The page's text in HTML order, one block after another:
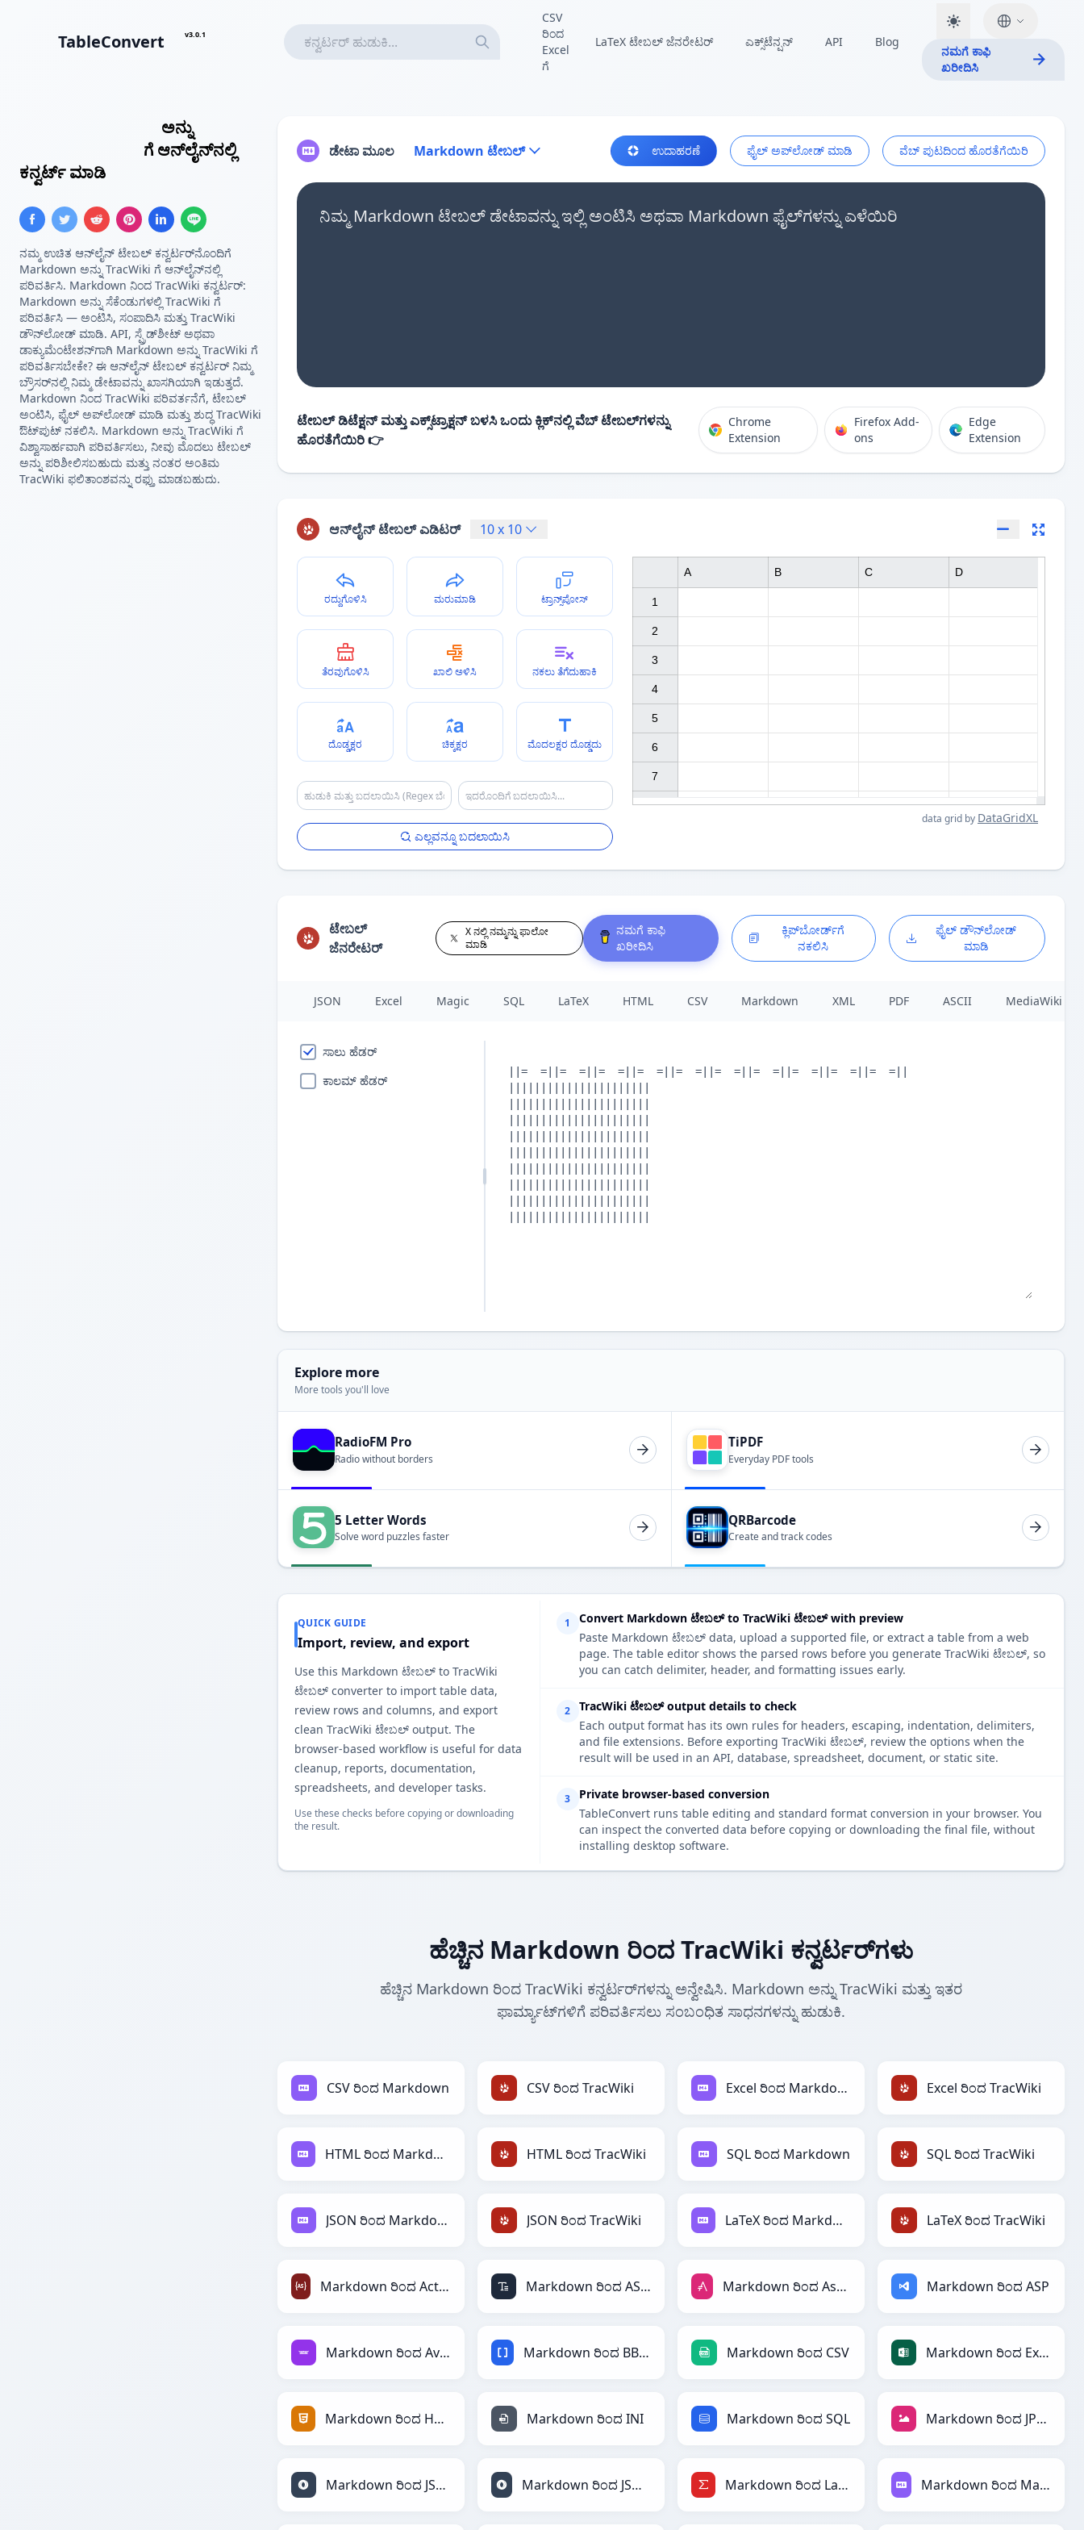
TableConvert v3.0.1
CSV
ರಿಂದ
Excel
ಗೆ
LaTeX ಟೇಬಲ್ ಜೆನರೇಟರ್ ಎಕ್ಸ್‌ಟೆನ್ಷನ್ API Blog
ನಮಗೆ ಕಾಫಿ
ಖರೀದಿಸಿ
ಅನ್ನು
ಗೆ ಆನ್‌ಲೈನ್‌ನಲ್ಲಿ
ಕನ್ವರ್ಟ್ ಮಾಡಿ
ನಮ್ಮ ಉಚಿತ ಆನ್‌ಲೈನ್ ಟೇಬಲ್ ಕನ್ವರ್ಟರ್‌ನೊಂದಿಗೆ
Markdown ಅನ್ನು TracWiki ಗೆ ಆನ್‌ಲೈನ್‌ನಲ್ಲಿ
ಪರಿವರ್ತಿಸಿ. Markdown ನಿಂದ TracWiki ಕನ್ವರ್ಟರ್:
Markdown ಅನ್ನು ಸೆಕೆಂಡುಗಳಲ್ಲಿ TracWiki ಗೆ
ಪರಿವರ್ತಿಸಿ — ಅಂಟಿಸಿ, ಸಂಪಾದಿಸಿ ಮತ್ತು TracWiki
ಡೌನ್‌ಲೋಡ್ ಮಾಡಿ. API, ಸ್ಪ್ರೆಡ್‌ಶೀಟ್ ಅಥವಾ
ಡಾಕ್ಯುಮೆಂಟೇಶನ್‌ಗಾಗಿ Markdown ಅನ್ನು TracWiki ಗೆ
ಪರಿವರ್ತಿಸಬೇಕೇ? ಈ ಆನ್‌ಲೈನ್ ಟೇಬಲ್ ಕನ್ವರ್ಟರ್ ನಿಮ್ಮ
ಬ್ರೌಸರ್‌ನಲ್ಲಿ ನಿಮ್ಮ ಡೇಟಾವನ್ನು ಖಾಸಗಿಯಾಗಿ ಇಡುತ್ತದೆ.
Markdown ನಿಂದ TracWiki ಪರಿವರ್ತನೆಗೆ, ಟೇಬಲ್
ಅಂಟಿಸಿ, ಫೈಲ್ ಅಪ್‌ಲೋಡ್ ಮಾಡಿ ಮತ್ತು ಶುದ್ಧ TracWiki
ಔಟ್‌ಪುಟ್ ನಕಲಿಸಿ. Markdown ಅನ್ನು TracWiki ಗೆ
ವಿಶ್ವಾಸಾರ್ಹವಾಗಿ ಪರಿವರ್ತಿಸಲು, ನೀವು ಮೊದಲು ಟೇಬಲ್
ಅನ್ನು ಪರಿಶೀಲಿಸಬಹುದು ಮತ್ತು ನಂತರ ಅಂತಿಮ
TracWiki ಫಲಿತಾಂಶವನ್ನು ರಫ್ತು ಮಾಡಬಹುದು.
ಡೇಟಾ ಮೂಲ Markdown ಟೇಬಲ್ ಉದಾಹರಣೆ ಫೈಲ್ ಅಪ್‌ಲೋಡ್ ಮಾಡಿ ವೆಬ್ ಪುಟದಿಂದ ಹೊರತೆಗೆಯಿರಿ
ನಿಮ್ಮ Markdown ಟೇಬಲ್ ಡೇಟಾವನ್ನು ಇಲ್ಲಿ ಅಂಟಿಸಿ ಅಥವಾ Markdown ಫೈಲ್‌ಗಳನ್ನು ಎಳೆಯಿರಿ
ಟೇಬಲ್ ಡಿಟೆಕ್ಷನ್ ಮತ್ತು ಎಕ್ಸ್‌ಟ್ರಾಕ್ಷನ್ ಬಳಸಿ ಒಂದು ಕ್ಲಿಕ್‌ನಲ್ಲಿ ವೆಬ್ ಟೇಬಲ್‌ಗಳನ್ನು
ಹೊರತೆಗೆಯಿರಿ 👉
Chrome
Extension
Firefox Add-
ons
Edge
Extension
ಆನ್‌ಲೈನ್ ಟೇಬಲ್ ಎಡಿಟರ್ 10x 10
ರದ್ದುಗೊಳಿಸಿ ಮರುಮಾಡಿ ಟ್ರಾನ್ಸ್‌ಪೋಸ್
ತೆರವುಗೊಳಿಸಿ ಖಾಲಿ ಅಳಿಸಿ ನಕಲು ತೆಗೆದುಹಾಕಿ
ದೊಡ್ಡಕ್ಷರ ಚಿಕ್ಕಕ್ಷರ ಮೊದಲಕ್ಷರ ದೊಡ್ಡದು
ಎಲ್ಲವನ್ನೂ ಬದಲಾಯಿಸಿ
1
2
3
4
5
6
7
A B C D
data grid by DataGridXL
ಟೇಬಲ್
ಜೆನರೇಟರ್
X ನಲ್ಲಿ ನಮ್ಮನ್ನು ಫಾಲೋ
ಮಾಡಿ
ನಮಗೆ ಕಾಫಿ
ಖರೀದಿಸಿ
ಕ್ಲಿಪ್‌ಬೋರ್ಡ್‌ಗೆ
ನಕಲಿಸಿ
ಫೈಲ್ ಡೌನ್‌ಲೋಡ್
ಮಾಡಿ
JSON Excel Magic SQL LaTeX HTML CSV Markdown XML PDF ASCII MediaWiki
ಸಾಲು ಹೆಡರ್
ಕಾಲಮ್ ಹೆಡರ್
Explore more
More tools you'll love
RadioFM Pro
Radio without borders
TiPDF
Everyday PDF tools
5 Letter Words
Solve word puzzles faster
QRBarcode
Create and track codes
QUICK GUIDE
Import, review, and export
Use this Markdown ಟೇಬಲ್ to TracWiki
ಟೇಬಲ್ converter to import table data,
review rows and columns, and export
clean TracWiki ಟೇಬಲ್ output. The
browser-based workflow is useful for data
cleanup, reports, documentation,
spreadsheets, and developer tasks.
Use these checks before copying or downloading
the result.
1
Convert Markdown ಟೇಬಲ್ to TracWiki ಟೇಬಲ್ with preview
Paste Markdown ಟೇಬಲ್ data, upload a supported file, or extract a table from a web
page. The table editor shows the parsed rows before you generate TracWiki ಟೇಬಲ್, so
you can catch delimiter, header, and formatting issues early.
2
TracWiki ಟೇಬಲ್ output details to check
Each output format has its own rules for headers, escaping, indentation, delimiters,
and file extensions. Before exporting TracWiki ಟೇಬಲ್, review the options when the
result will be used in an API, database, spreadsheet, document, or static site.
3
Private browser-based conversion
TableConvert runs table editing and standard format conversion in your browser. You
can inspect the converted data before copying or downloading the final file, without
installing desktop software.
ಹೆಚ್ಚಿನ Markdown ರಿಂದ TracWiki ಕನ್ವರ್ಟರ್‌ಗಳು
ಹೆಚ್ಚಿನ Markdown ರಿಂದ TracWiki ಕನ್ವರ್ಟರ್‌ಗಳನ್ನು ಅನ್ವೇಷಿಸಿ. Markdown ಅನ್ನು TracWiki ಮತ್ತು ಇತರ
ಫಾರ್ಮ್ಯಾಟ್‌ಗಳಿಗೆ ಪರಿವರ್ತಿಸಲು ಸಂಬಂಧಿತ ಸಾಧನಗಳನ್ನು ಹುಡುಕಿ.
CSV ರಿಂದ Markdown CSV ರಿಂದ TracWiki Excel ರಿಂದ Markdown Excel ರಿಂದ TracWiki
HTML ರಿಂದ Markdown HTML ರಿಂದ TracWiki SQL ರಿಂದ Markdown SQL ರಿಂದ TracWiki
JSON ರಿಂದ Markdown JSON ರಿಂದ TracWiki LaTeX ರಿಂದ Markdown LaTeX ರಿಂದ TracWiki
Markdown ರಿಂದ ActionScript Markdown ರಿಂದ ASCII Markdown ರಿಂದ AsciiDoc Markdown ರಿಂದ ASP
Markdown ರಿಂದ Avro Markdown ರಿಂದ BBCode Markdown ರಿಂದ CSV Markdown ರಿಂದ Excel
Markdown ರಿಂದ HTML Markdown ರಿಂದ INI Markdown ರಿಂದ SQL Markdown ರಿಂದ JPEG
Markdown ರಿಂದ JSON Markdown ರಿಂದ JSONLines Markdown ರಿಂದ LaTeX Markdown ರಿಂದ Markdown